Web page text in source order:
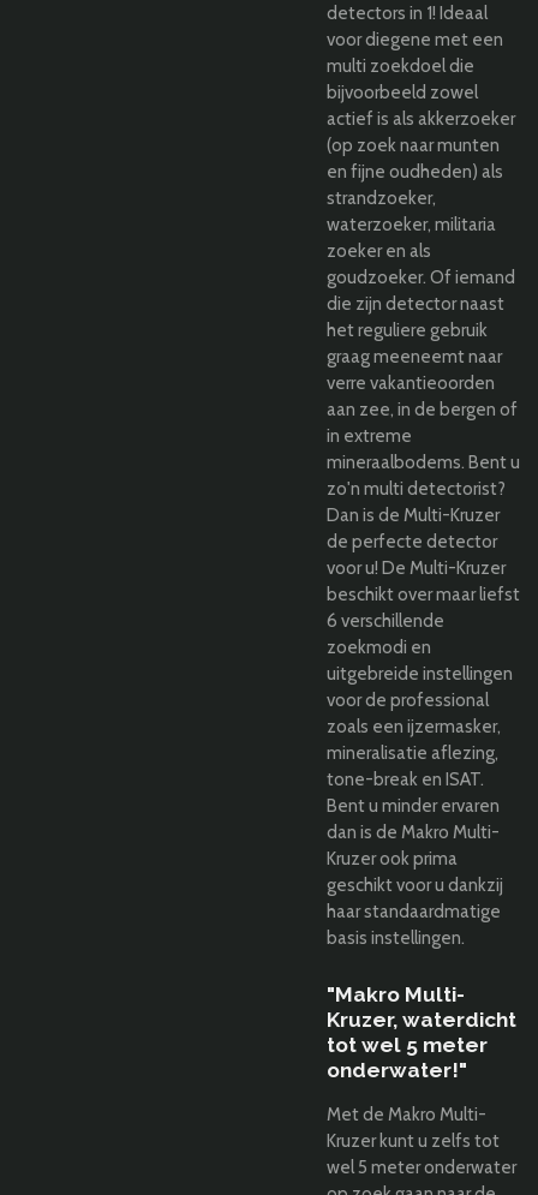
detectors in 1! Ideaal
voor diegene met een
multi zoekdoel die
bijvoorbeeld zowel
actief is als akkerzoeker
(op zoek naar munten
en fijne oudheden) als
strandzoeker,
waterzoeker, militaria
zoeker en als
goudzoeker. Of iemand
die zijn detector naast
het reguliere gebruik
graag meeneemt naar
verre vakantieoorden
aan zee, in de bergen of
in extreme
mineraalbodems. Bent u
zo'n multi detectorist?
Dan is de Multi-Kruzer
de perfecte detector
voor u! De Multi-Kruzer
beschikt over maar liefst
6 verschillende
zoekmodi en
uitgebreide instellingen
voor de professional
zoals een ijzermasker,
mineralisatie aflezing,
tone-break en ISAT.
Bent u minder ervaren
dan is de Makro Multi-
Kruzer ook prima
geschikt voor u dankzij
haar standaardmatige
basis instellingen.
"Makro Multi-
Kruzer, waterdicht
tot wel 5 meter
onderwater!"
Met de Makro Multi-
Kruzer kunt u zelfs tot
wel 5 meter onderwater